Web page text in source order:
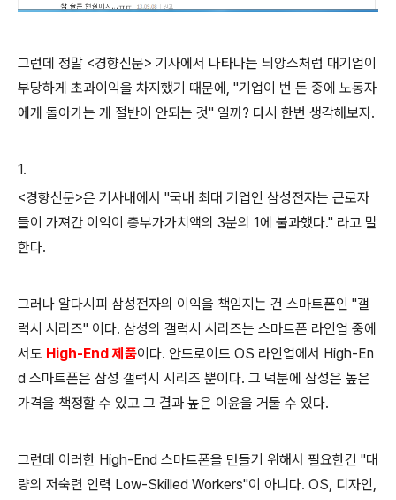
그런데 정말 <경향신문> 기사에서 나타나는 늬앙스처럼 대기업이
부당하게 초과이익을 차지했기 때문에, "기업이 번 돈 중에 노동자
에게 돌아가는 게 절반이 안되는 것" 일까? 다시 한번 생각해보자.
1.
<경향신문>은 기사내에서 "국내 최대 기업인 삼성전자는 근로자
들이 가져간 이익이 총부가가치액의 3분의 1에 불과했다." 라고 말
한다.
그러나 알다시피 삼성전자의 이익을 책임지는 건 스마트폰인 "갤
럭시 시리즈" 이다. 삼성의 갤럭시 시리즈는 스마트폰 라인업 중에
서도 High-End 제품이다. 안드로이드 OS 라인업에서 High-En
d 스마트폰은 삼성 갤럭시 시리즈 뿐이다. 그 덕분에 삼성은 높은
가격을 책정할 수 있고 그 결과 높은 이윤을 거둘 수 있다.
그런데 이러한 High-End 스마트폰을 만들기 위해서 필요한건 "대
량의 저숙련 인력 Low-Skilled Workers"이 아니다. OS, 디자인,